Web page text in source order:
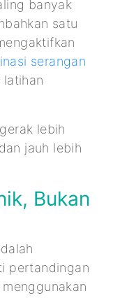
banyak
satu
serangan
latihan
lebih
jauh lebih
Bukan
pertandingan